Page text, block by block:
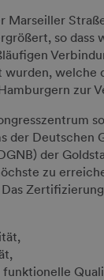
Marseiller
so dass
welche
zur
der Deutschen
der
zu
funktionelle